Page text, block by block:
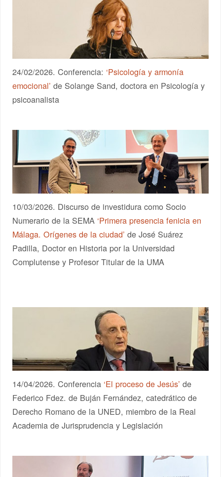
24/02/2026. Conferencia: ‘Psicología y armonía
emocional’ de Solange Sand, doctora en Psicología y
psicoanalista
10/03/2026. Discurso de investidura como Socio
Numerario de la SEMA ‘Primera presencia fenicia en
Málaga. Orígenes de la ciudad’ de José Suárez
Padilla, Doctor en Historia por la Universidad
Complutense y Profesor Titular de la UMA
14/04/2026. Conferencia ‘El proceso de Jesús’ de
Federico Fdez. de Buján Fernández, catedrático de
Derecho Romano de la UNED, miembro de la Real
Academia de Jurisprudencia y Legislación